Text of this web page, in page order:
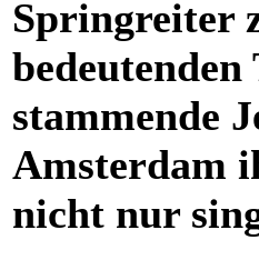
Springreiter
stammende
Amsterdam
nicht nur